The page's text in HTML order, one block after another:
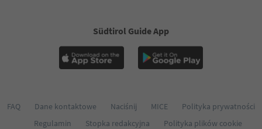
Südtirol Guide App
FAQ Dane kontaktowe Naciśnij MICE
Polityka prywatności
Regulamin
Stopka redakcyjna
Polityka plików cookie